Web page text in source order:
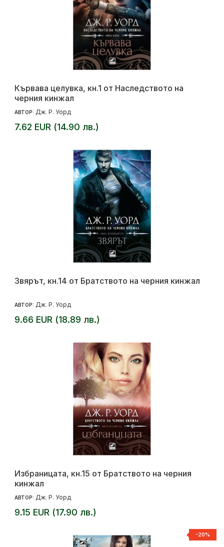
Кървава целувка, кн.1 от Наследството на
черния кинжал
АВТОР: Дж. Р. Уорд
7.62 EUR (14.90 лв.)
Звярът, кн.14 от Братството на черния кинжал
АВТОР: Дж. Р. Уорд
9.66 EUR (18.89 лв.)
Избраницата, кн.15 от Братството на черния
кинжал
АВТОР: Дж. Р. Уорд
9.15 EUR (17.90 лв.)
-20%